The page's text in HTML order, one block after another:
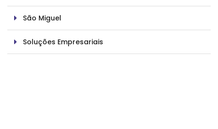
São Miguel
Soluções Empresariais